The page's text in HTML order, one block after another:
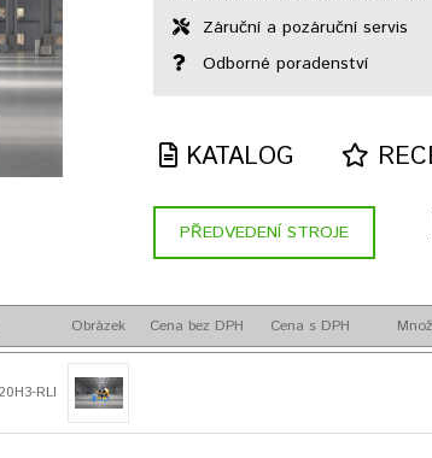
Záruční a pozáruční servis
Odborné poradenství
KATALOG
PŘEDVEDENÍ STROJE
Obrázek Cena bez DPH Cena s DPH
RLI